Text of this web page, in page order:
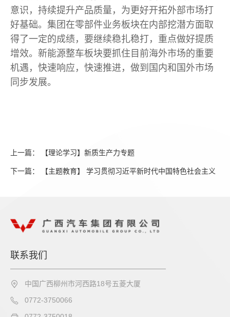
意识，持续提升产品质量，为更好开拓外部市场打
好基础。集团在零部件业务板块在内部挖潜方面取
得了一定的成绩，要继续稳扎稳打，重点做好提质
增效。新能源整车板块要抓住目前海外市场的重要
机遇，快速响应，快速推进，做到国内和国外市场
同步发展。
上一篇： 【理论学习】新质生产力专题
下一篇： 【主题教育】 学习贯彻习近平新时代中国特色社会主义
联系我们
中国广西柳州市河西路18号五菱大厦
0772-3750066